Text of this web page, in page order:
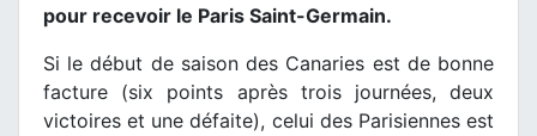
pour recevoir le Paris Saint-Germain.
Si le début de saison des Canaries est de bonne
facture (six points après trois journées, deux
victoires et une défaite), celui des Parisiennes est